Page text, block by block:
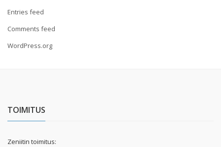
Entries feed
Comments feed
WordPress.org
TOIMITUS
Zeniitin toimitus: